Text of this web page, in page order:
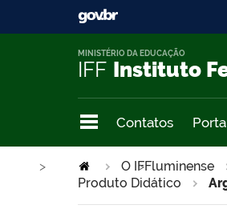
IFF Instituto
MINISTÉRIO DA EDUCAÇÃO
Contatos
O IFFluminense
>
>
Produto Didático